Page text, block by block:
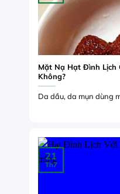
Mặt Nạ Hạt Đình Lịch
Không?
Da dầu, da mụn dùng
21
Th7